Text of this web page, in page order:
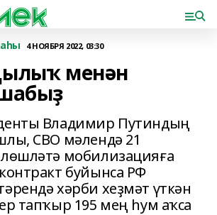
4 НОЯБРЯ 2022, 03:30
менән
Владимир Путиндың
СВО мәлендә 21
мобилизацияға
буйынса РФ
хәрби хеҙмәт үткән
тапҡыр 195 мең һум аҡса